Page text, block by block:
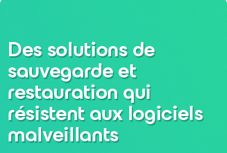
Des solutions de
sauvegarde et
restauration qui
résistent aux logiciels
malveillants